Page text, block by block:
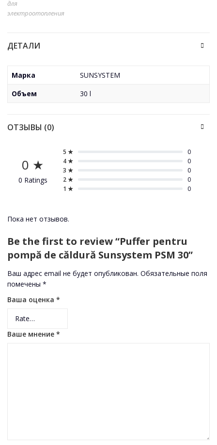
для
электроотопления
ДЕТАЛИ
Марка
SUNSYSTEM
Объем
30 l
ОТЗЫВЫ (0)
0 ★
0 Ratings
5 ★
0
4 ★
0
3 ★
0
2 ★
0
1 ★
0
Пока нет отзывов.
Be the first to review “Puffer pentru
pompă de căldură Sunsystem PSM 30”
Ваш адрес email не будет опубликован. Обязательные поля
помечены *
Ваша оценка *
Ваше мнение *